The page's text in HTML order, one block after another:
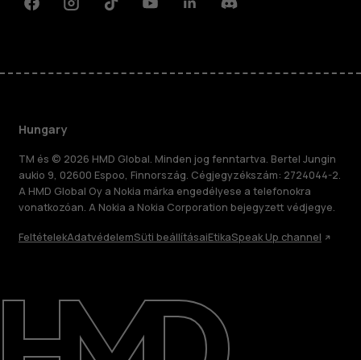
Rólunk
Javítás, újrafelhasználás, újrahasznosítás
Támogatás
FacebookInstagramTiktokYoutubeLinkedinDiscord
Hungary
TM és © 2026 HMD Global. Minden jog fenntartva. Bertel Jungin
aukio 9, 02600 Espoo, Finnország. Cégjegyzékszám: 2724044-2.
A HMD Global Oy a Nokia márka engedélyese a telefonokra
vonatkozóan. A Nokia a Nokia Corporation bejegyzett védjegye.
FeltételekAdatvédelemSüti beállításaiEtikaSpeak Up channel